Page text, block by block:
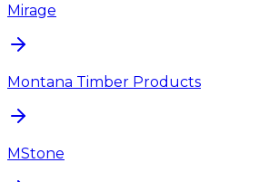
Mirage
Montana Timber Products
MStone